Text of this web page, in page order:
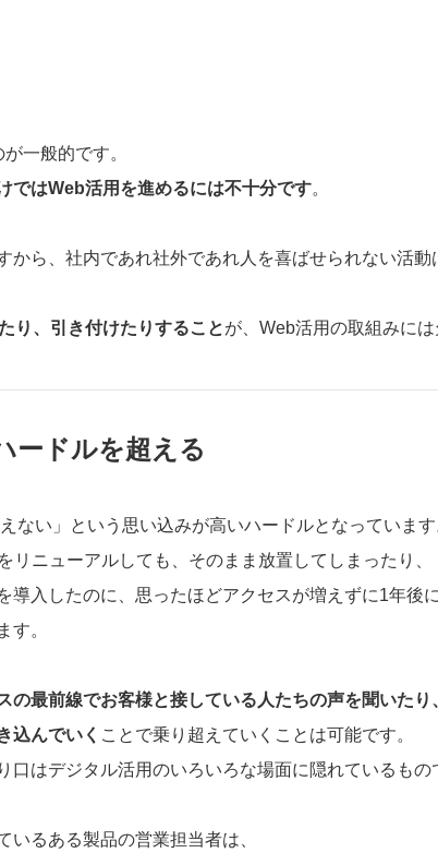
一般的です。
ではWeb活用を進めるには不十分です。
から、社内であれ社外であれ人を喜ばせられない活動
り、引き付けたりすることが、Web活用の取組みには
ードルを超える
ない」という思い込みが高いハードルとなっています
リニューアルしても、そのまま放置してしまったり、
導入したのに、思ったほどアクセスが増えずに1年後に
す。
の最前線でお客様と接している人たちの声を聞いたり
込んでいく ことで乗り超えていくことは可能です。
口はデジタル活用のいろいろな場面に隠れているもの
るある製品の営業担当者は、